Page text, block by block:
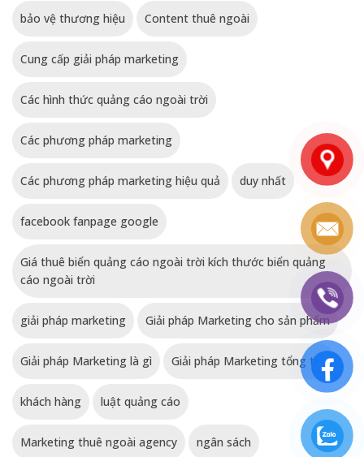
bảo vệ thương hiệu Content thuê ngoài
Cung cấp giải pháp marketing
Các hình thức quảng cáo ngoài trời
Các phương pháp marketing
Các phương pháp marketing hiệu quả duy nhất
facebook fanpage google
Giá thuê biển quảng cáo ngoài trời kích thước biển quảng
cáo ngoài trời
giải pháp marketing Giải pháp Marketing cho sản phẩm
Giải pháp Marketing là gì Giải pháp Marketing tổng thể
khách hàng luật quảng cáo
Marketing thuê ngoài agency ngân sách